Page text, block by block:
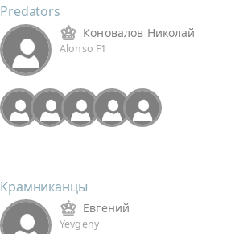
Predators
Коновалов Николай
Alonso F1
Крамниканцы
Евгений
Yevgeny